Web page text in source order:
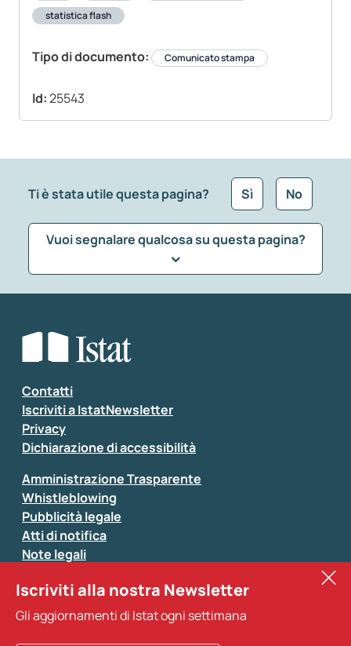
statistica flash
Tipo di documento: Comunicato stampa
Id:25543
Ti è stata utile questa pagina? Sì No
Vuoi segnalare qualcosa su questa pagina?
Seleziona la tipologia della segnalazione
Inserisci il tuo commento
Si prega di non fornire dati di natura personale (ad
Contatti
Iscriviti a IstatNewsletter
Privacy
Dichiarazione di accessibilità
Amministrazione Trasparente
Whistleblowing
Pubblicità legale
Atti di notifica
Note legali
Sistan
Altri servizi
Iscriviti alla nostra Newsletter
Gli aggiornamenti di Istat ogni settimana